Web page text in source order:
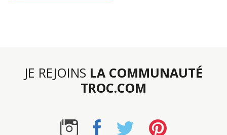
JE REJOINS LA COMMUNAUTÉ
TROC.COM